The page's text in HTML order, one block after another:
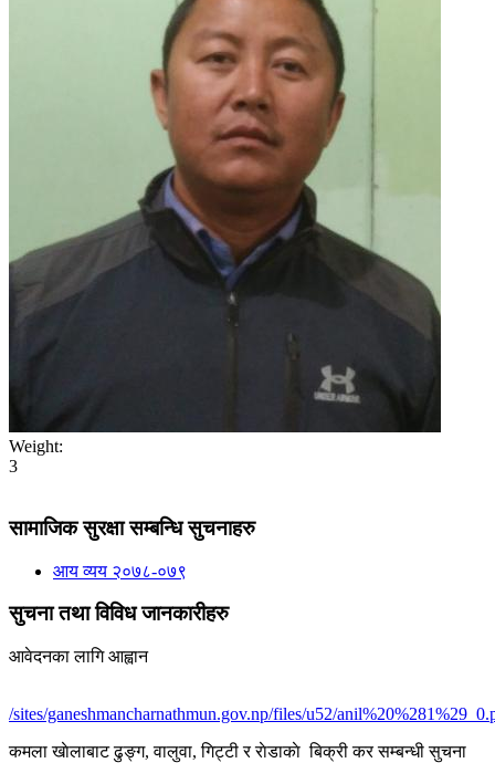
Weight:
3
सामाजिक सुरक्षा सम्बन्धि सुचनाहरु
आय व्यय २०७८-०७९
सुचना तथा विविध जानकारीहरु
आवेदनका लागि आह्वान
/sites/ganeshmancharnathmun.gov.np/files/u52/
कमला खाेलाबाट ढु‌ङ्ग, वालुवा, गिट्टी र राेडाकाे बिक्री कर सम्बन्धी सुचना